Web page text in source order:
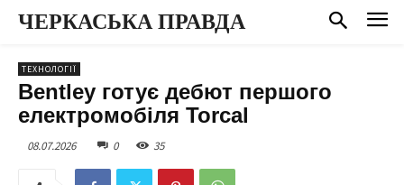
ЧЕРКАСЬКА ПРАВДА
ТЕХНОЛОГІЇ
Bentley готує дебют першого
електромобіля Torcal
08.07.2026 0 35